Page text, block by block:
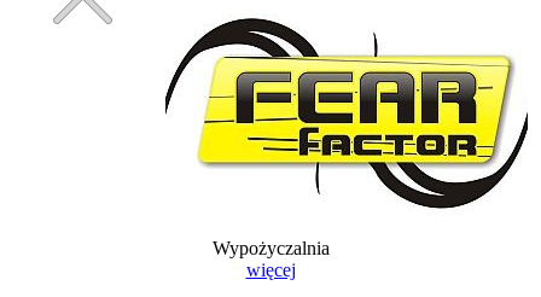
Wypożyczalnia
więcej